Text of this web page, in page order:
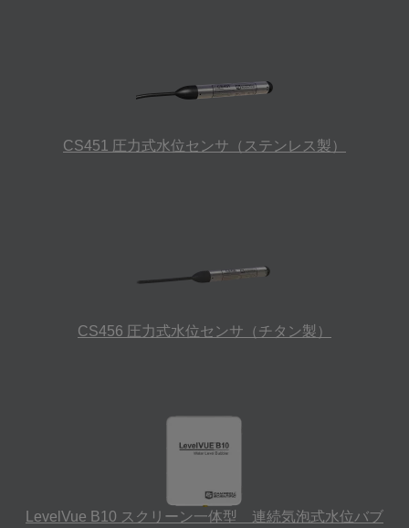
CS451 圧力式水位センサ（ステンレス製）
CS456 圧力式水位センサ（チタン製）
LevelVue B10 スクリーン一体型 連続気泡式水位バブ